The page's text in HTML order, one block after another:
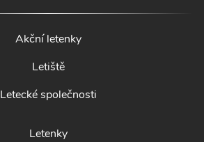
Akční letenky
Letiště
Letecké společnosti
Letenky